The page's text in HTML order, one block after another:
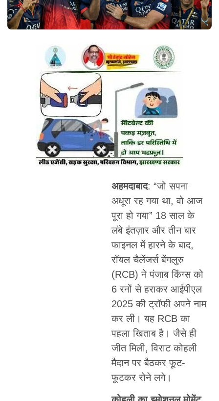
अहमदाबाद: “जो सपना
अधूरा रह गया था, वो आज
पूरा हो गया” 18 साल के
लंबे इंतज़ार और तीन बार
फाइनल में हारने के बाद,
रॉयल चैलेंजर्स बेंगलुरु
(RCB) ने पंजाब किंग्स को
6 रनों से हराकर आईपीएल
2025 की ट्रॉफी अपने नाम
कर ली। यह RCB का
पहला खिताब है। जैसे ही
जीत मिली, विराट कोहली
मैदान पर बैठकर फूट-
फूटकर रोने लगे।